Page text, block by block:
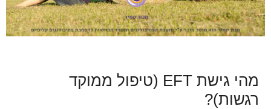
מהי גישת EFT (טיפול ממוקד
רגשות)?